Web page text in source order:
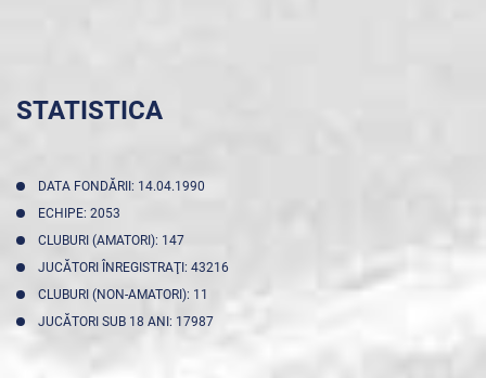
STATISTICA
DATA FONDĂRII: 14.04.1990
ECHIPE: 2053
CLUBURI (AMATORI): 147
JUCĂTORI ÎNREGISTRAŢI: 43216
CLUBURI (NON-AMATORI): 11
JUCĂTORI SUB 18 ANI: 17987